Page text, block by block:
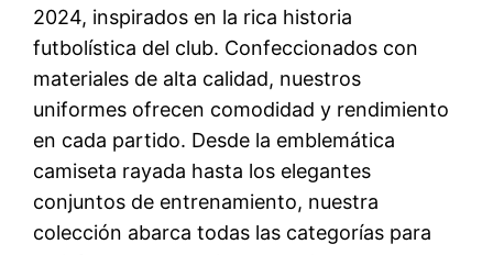
2024, inspirados en la rica historia
futbolística del club. Confeccionados con
materiales de alta calidad, nuestros
uniformes ofrecen comodidad y rendimiento
en cada partido. Desde la emblemática
camiseta rayada hasta los elegantes
conjuntos de entrenamiento, nuestra
colección abarca todas las categorías para